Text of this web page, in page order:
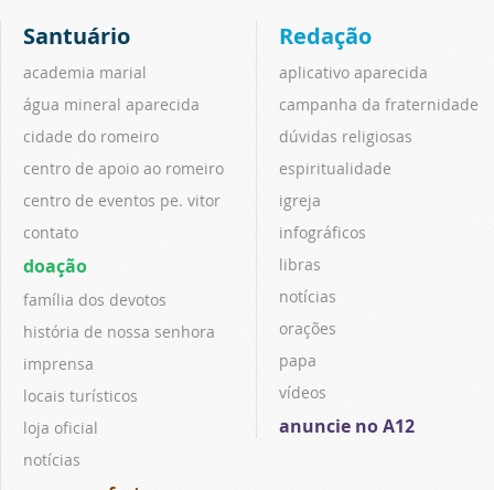
Santuário
academia marial
água mineral aparecida
cidade do romeiro
centro de apoio ao romeiro
centro de eventos pe. vitor
contato
doação
família dos devotos
história de nossa senhora
imprensa
locais turísticos
loja oficial
notícias
Redação
aplicativo aparecida
campanha da fraternidade
dúvidas religiosas
espiritualidade
igreja
infográficos
libras
notícias
orações
papa
vídeos
anuncie no A12